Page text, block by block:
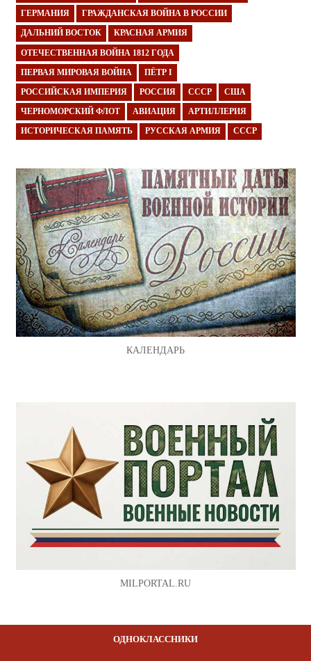
ГЕРМАНИЯ ГРАЖДАНСКАЯ ВОЙНА В РОССИИ
ДАЛЬНИЙ ВОСТОК КРАСНАЯ АРМИЯ
ОТЕЧЕСТВЕННАЯ ВОЙНА 1812 ГОДА
ПЕРВАЯ МИРОВАЯ ВОЙНА ПЁТР I
РОССИЙСКАЯ ИМПЕРИЯ РОССИЯ СССР США
ЧЕРНОМОРСКИЙ ФЛОТ АВИАЦИЯ АРТИЛЛЕРИЯ
ИСТОРИЧЕСКАЯ ПАМЯТЬ РУССКАЯ АРМИЯ СССР
КАЛЕНДАРЬ
MILPORTAL.RU
ОДНОКЛАССНИКИ